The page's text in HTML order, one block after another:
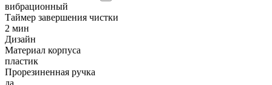
вибрационный
Таймер завершения чистки
2 мин
Дизайн
Материал корпуса
пластик
Прорезиненная ручка
да